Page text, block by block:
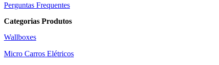
Perguntas Frequentes
Categorias Produtos
Wallboxes
Micro Carros Elétricos